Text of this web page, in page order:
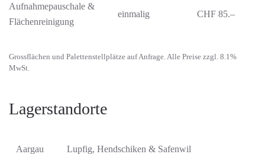
Aufnahmepauschale &
Flächenreinigung
einmalig CHF 85.–
Grossflächen und Palettenstellplätze auf Anfrage. Alle Preise zzgl. 8.1%
MwSt.
Lagerstandorte
Aargau Lupfig, Hendschiken & Safenwil